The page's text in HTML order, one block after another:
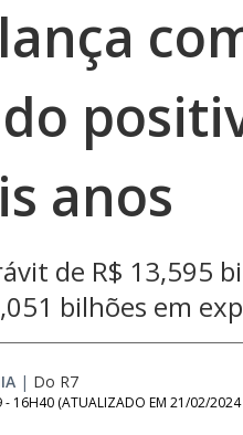
anos
de R$ 13,595
bilhões em
| Do R7
- 16H40 (ATUALIZADO EM 21/02/2024